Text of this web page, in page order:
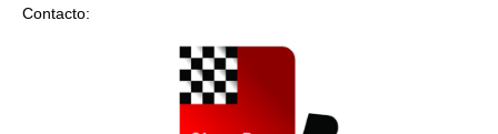
Contacto: